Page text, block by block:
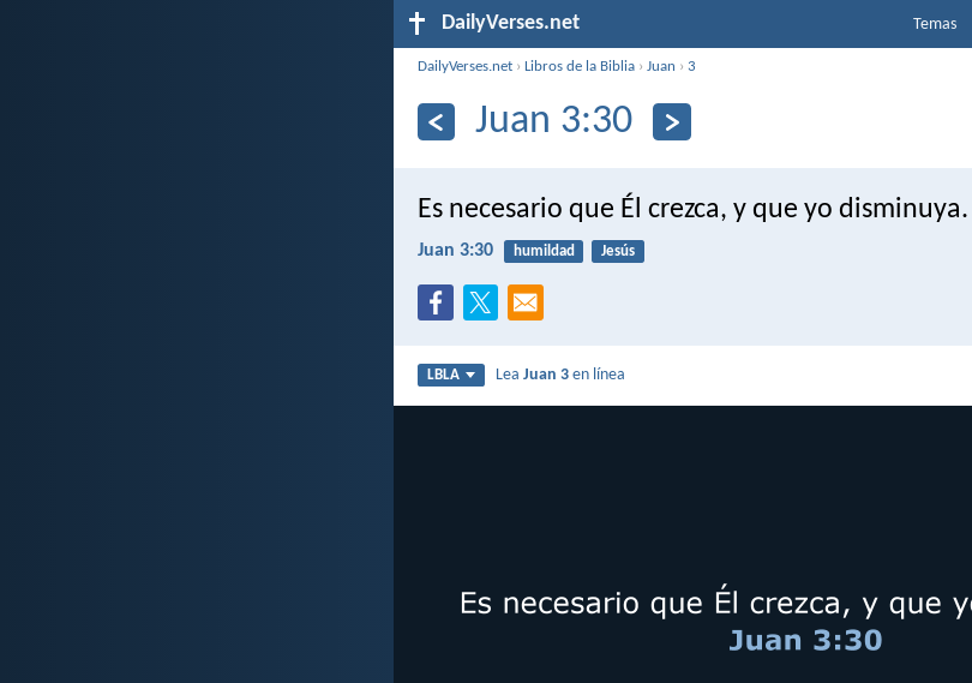
DailyVerses.net Temas
DailyVerses.net ›Libros de la Biblia ›Juan ›3
Juan 3:30
Es necesario que Él crezca, y que yo disminuya.
Juan 3:30 humildad Jesús
LBLA LeaJuan 3 en línea